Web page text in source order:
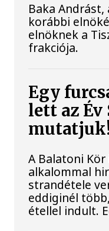
Baka
korábbi
elnöknek a
frakciója.
Egy
lett az
A Balatoni
alkalommal
strandétele
eddiginél
étellel indult.